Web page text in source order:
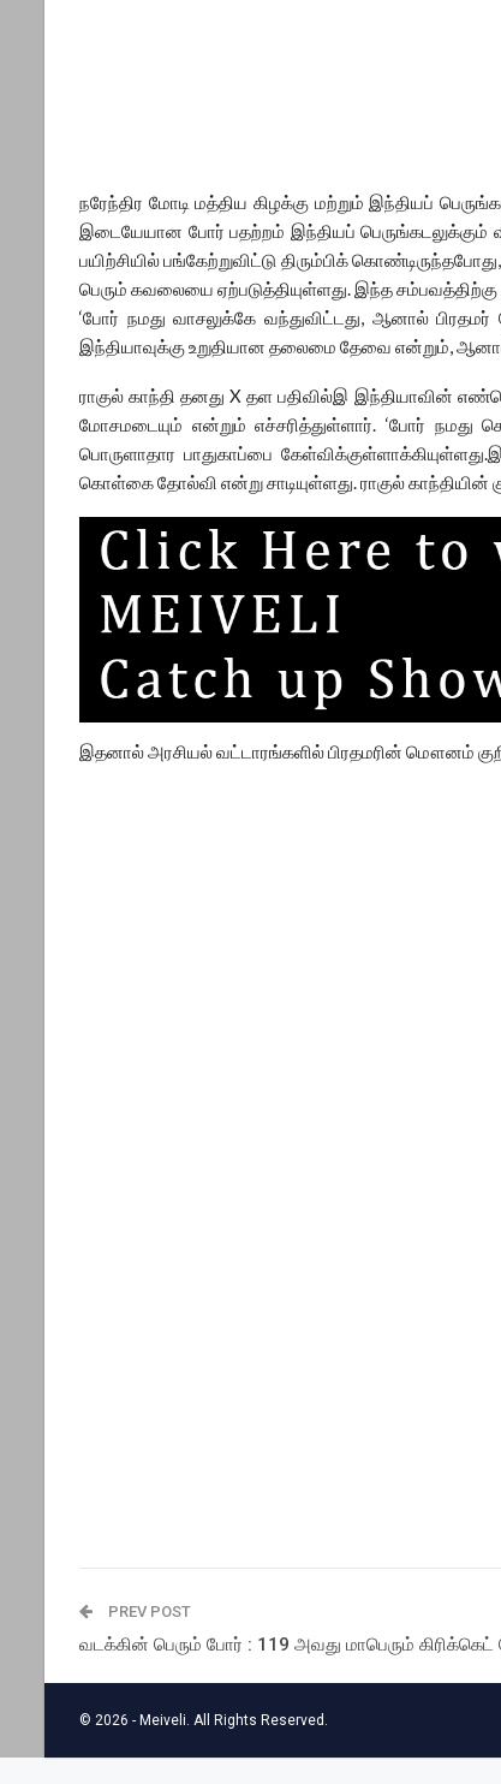
நரேந்திர மோடி மத்திய கிழக்கு மற்றும் இந்தியப்
இடையேயான போர் பதற்றம் இந்தியப் பெருங்கடலுக்கும்
பயிற்சியில் பங்கேற்றுவிட்டு திரும்பிக்
பெரும் கவலையை ஏற்படுத்தியுள்ளது. இந்த
‘போர் நமது வாசலுக்கே வந்துவிட்டது, ஆனால்
இந்தியாவுக்கு உறுதியான தலைமை தேவை என்றும்,
ராகுல் காந்தி தனது X தள பதிவில்இ இந்தியாவின்
மோசமடையும் என்றும் எச்சரித்துள்ளார். ‘போர் நமது
பொருளாதார பாதுகாப்பை
கொள்கை தோல்வி என்று சாடியுள்ளது. ராகுல் காந்தியின்
இதனால் அரசியல் வட்டாரங்களில் பிரதமரின் மௌனம்
PREV POST
வடக்கின் பெரும் போர் : 119 அவது மாபெரும்
© 2026 - Meiveli. All Rights Reserved.